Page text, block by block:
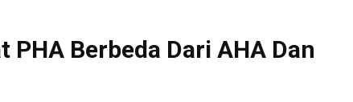
PHA Berbeda Dari AHA Dan